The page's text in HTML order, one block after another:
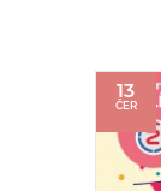
13
ČER